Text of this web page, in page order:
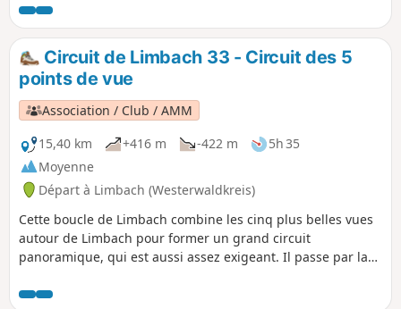
jusqu'à la fin de la réserve forestière
naturelle, juste avant Norken. Mais le
Nauberg est aussi synonyme
d'exploitation du basalte. Ce circuit vous
en dira plus à ce sujet et sur le conflit
entre l'exploitation du basalte et la forêt
naturelle.
Circuit de Limbach 33 - Circuit des 5
points de vue
Association / Club / AMM
15,40 km
+416 m -422 m
5h 35
Moyenne
Départ à Limbach (Westerwaldkreis)
Cette boucle de Limbach combine les cinq plus belles vues
autour de Limbach pour former un grand circuit
panoramique, qui est aussi assez exigeant. Il passe par la
le Hartenberg et la formation rocheuse presque alpine de la